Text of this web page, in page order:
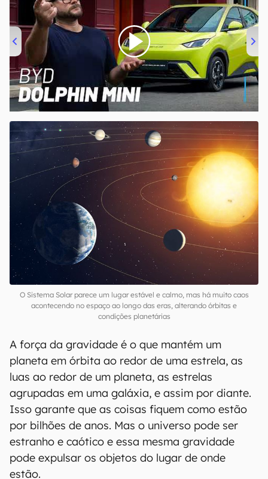
00:00/04:07
O Sistema Solar parece um lugar estável e calmo, mas há muito caos
acontecendo no espaço ao longo das eras, alterando órbitas e
condições planetárias
A força da gravidade é o que mantém um
planeta em órbita ao redor de uma estrela, as
luas ao redor de um planeta, as estrelas
agrupadas em uma galáxia, e assim por diante.
Isso garante que as coisas fiquem como estão
por bilhões de anos. Mas o universo pode ser
estranho e caótico e essa mesma gravidade
pode expulsar os objetos do lugar de onde
estão.